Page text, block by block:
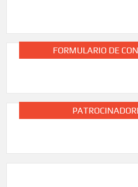
FORMULARIO DE